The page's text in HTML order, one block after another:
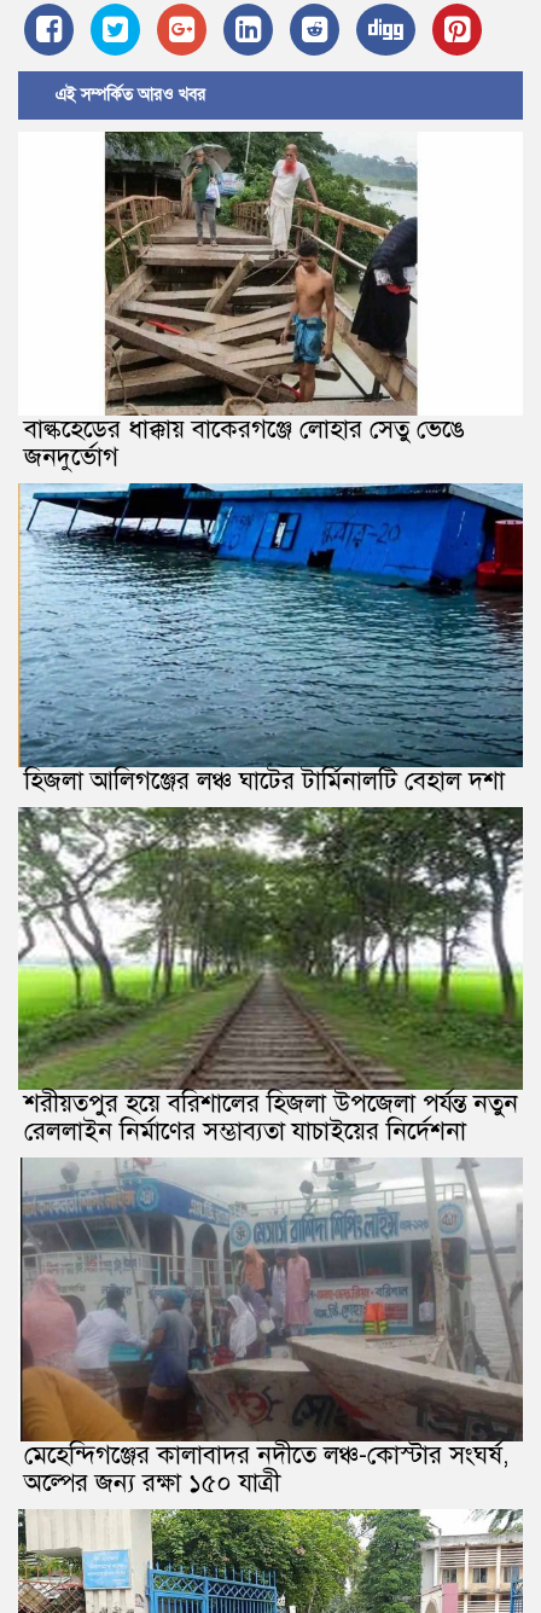
এই সম্পর্কিত আরও খবর
বাল্কহেডের ধাক্কায় বাকেরগঞ্জে লোহার সেতু ভেঙে
জনদুর্ভোগ
হিজলা আলিগঞ্জের লঞ্চ ঘাটের টার্মিনালটি বেহাল দশা
শরীয়তপুর হয়ে বরিশালের হিজলা উপজেলা পর্যন্ত নতুন
রেললাইন নির্মাণের সম্ভাব্যতা যাচাইয়ের নির্দেশনা
মেহেন্দিগঞ্জের কালাবাদর নদীতে লঞ্চ-কোস্টার সংঘর্ষ,
অল্পের জন্য রক্ষা ১৫০ যাত্রী